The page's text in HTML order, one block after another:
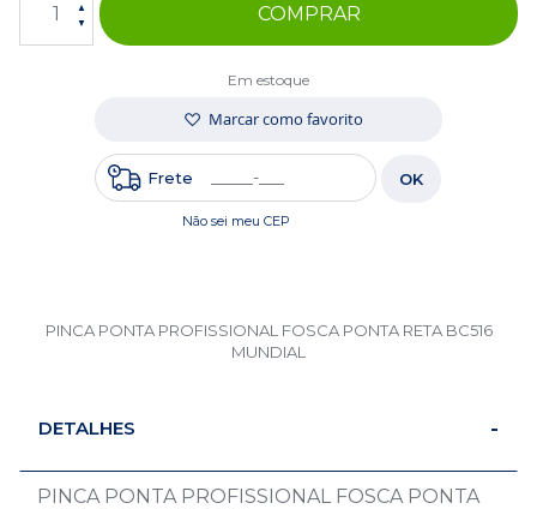
COMPRAR
Em estoque
Marcar como favorito
Frete OK
Não sei meu CEP
PINCA PONTA PROFISSIONAL FOSCA PONTA RETA BC516
MUNDIAL
DETALHES
PINCA PONTA PROFISSIONAL FOSCA PONTA